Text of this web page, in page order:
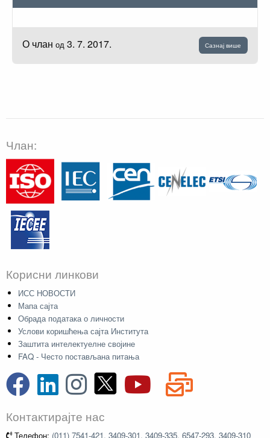
О члан од 3. 7. 2017. Сазнај више
Члан:
Корисни линкови
ИСС НОВОСТИ
Мапа сајта
Обрада података о личности
Услови коришћења сајта Института
Заштита интелектуелне својине
FAQ - Често постављана питања
Контактирајте нас
Телефон: (011) 7541-421, 3409-301, 3409-335, 6547-293, 3409-310